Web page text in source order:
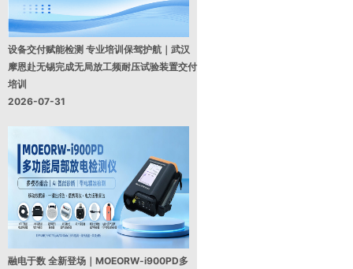
设备交付赋能检测 专业培训保驾护航｜武汉
摩恩赴无锡完成无局放工频耐压试验装置交付
培训
2026-07-31
融电于数 全新登场｜MOEORW-i900PD多